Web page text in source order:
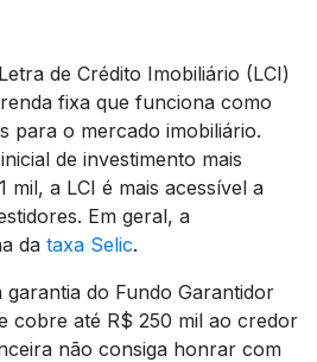
de Crédito Imobiliário (LCI)
fixa que funciona como
para o mercado imobiliário.
de investimento mais
mil, a LCI é mais acessível a
Em geral, a
da taxa Selic.
garantia do Fundo Garantidor
cobre até R$ 250 mil ao credor
não consiga honrar com